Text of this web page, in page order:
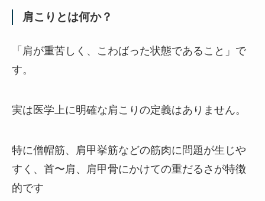
肩こりとは何か？
「肩が重苦しく、こわばった状態であること」で
す。
実は医学上に明確な肩こりの定義はありません。
特に僧帽筋、肩甲挙筋などの筋肉に問題が生じや
すく、首〜肩、肩甲骨にかけての重だるさが特徴
的です